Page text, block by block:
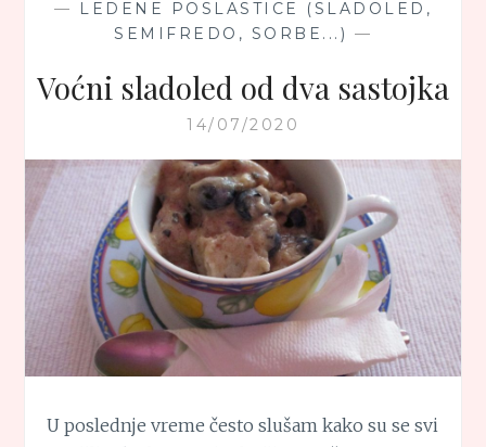
—
LEDENE POSLASTICE (SLADOLED,
SEMIFREDO, SORBE...) —
Voćni sladoled od dva sastojka
14/07/2020
U poslednje vreme često slušam kako su se svi